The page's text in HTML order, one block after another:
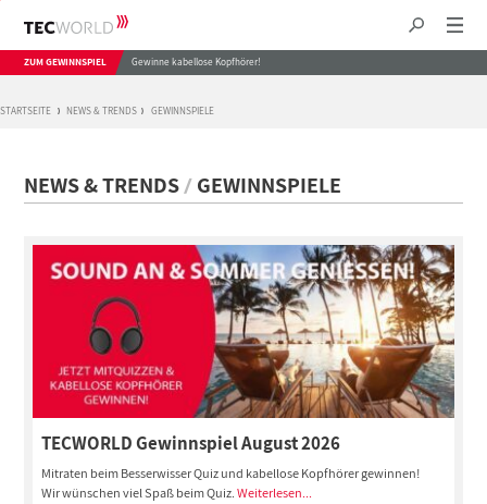
ZUM GEWINNSPIEL Gewinne kabellose Kopfhörer!
STARTSEITE NEWS & TRENDS GEWINNSPIELE
NEWS & TRENDS GEWINNSPIELE
TECWORLD Gewinnspiel August 2026
Mitraten beim Besserwisser Quiz und kabellose Kopfhörer gewinnen!
Wir wünschen viel Spaß beim Quiz.Weiterlesen...